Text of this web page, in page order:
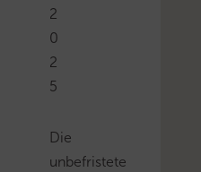
2
0
2
5
Die
unbefristete